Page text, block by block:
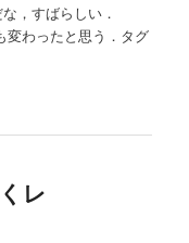
，すばらしい．
変わったと思う．タグ
レ